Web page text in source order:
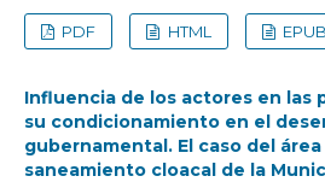
PDF HTML EPUB
Influencia de los actores en las
su condicionamiento en el
gubernamental. El caso del
saneamiento cloacal de la